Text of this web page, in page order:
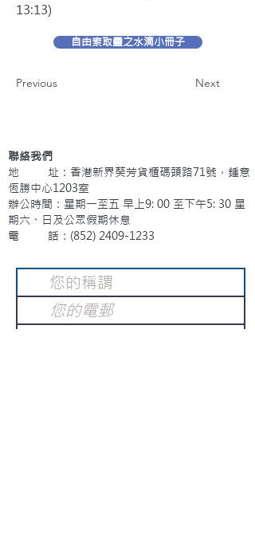
13:13)
自由索取靈之水滴小冊子
Previous Next
聯絡我們
地 址：香港新界葵芳貨櫃碼頭路71號，鍾意
恆勝中心1203室
辦公時間：星期一至五 早上9: 00 至下午5: 30 星
期六、日及公眾假期休息
電 話：(852) 2409-1233